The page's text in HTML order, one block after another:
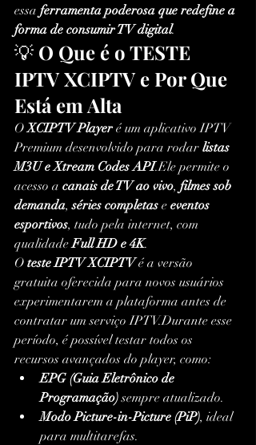
essa ferramenta poderosa que redefine a
forma de consumir TV digital.
💡 O Que é o TESTE
IPTV XCIPTV e Por Que
Está em Alta
O XCIPTV Player é um aplicativo IPTV
Premium desenvolvido para rodar listas
M3U e Xtream Codes API.Ele permite o
acesso a canais de TV ao vivo, filmes sob
demanda, séries completas e eventos
esportivos, tudo pela internet, com
qualidade Full HD e 4K.
O teste IPTV XCIPTV é a versão
gratuita oferecida para novos usuários
experimentarem a plataforma antes de
contratar um serviço IPTV.Durante esse
período, é possível testar todos os
recursos avançados do player, como:
EPG (Guia Eletrônico de
Programação) sempre atualizado.
Modo Picture-in-Picture (PiP), ideal
para multitarefas.